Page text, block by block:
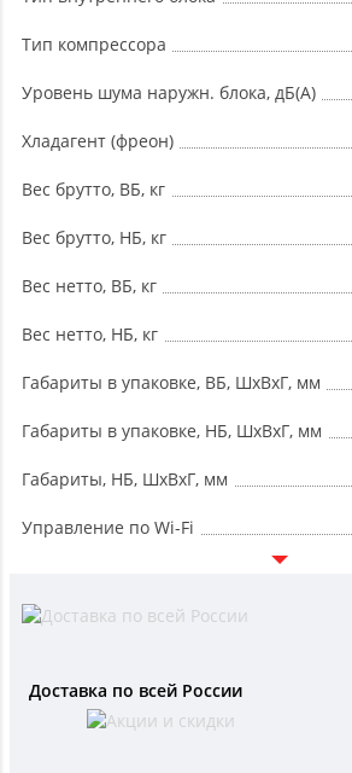
Тип компрессора
Уровень шума наружн. блока, дБ(А)
Хладагент (фреон)
Вес брутто, ВБ, кг
Вес брутто, НБ, кг
Вес нетто, ВБ, кг
Вес нетто, НБ, кг
Габариты в упаковке, ВБ, ШxВxГ, мм
Габариты в упаковке, НБ, ШxВxГ, мм
Габариты, НБ, ШxВxГ, мм
Управление по Wi-Fi
Доставка по всей России